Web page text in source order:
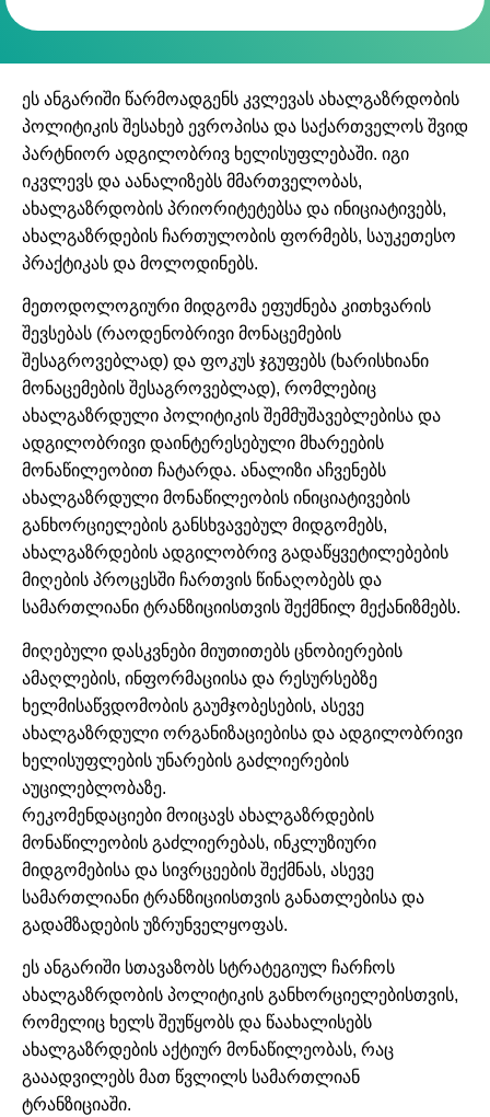
ეს ანგარიში წარმოადგენს კვლევას ახალგაზრდობის
პოლიტიკის შესახებ ევროპისა და საქართველოს შვიდ
პარტნიორ ადგილობრივ ხელისუფლებაში. იგი
იკვლევს და აანალიზებს მმართველობას,
ახალგაზრდობის პრიორიტეტებსა და ინიციატივებს,
ახალგაზრდების ჩართულობის ფორმებს, საუკეთესო
პრაქტიკას და მოლოდინებს.
მეთოდოლოგიური მიდგომა ეფუძნება კითხვარის
შევსებას (რაოდენობრივი მონაცემების
შესაგროვებლად) და ფოკუს ჯგუფებს (ხარისხიანი
მონაცემების შესაგროვებლად), რომლებიც
ახალგაზრდული პოლიტიკის შემმუშავებლებისა და
ადგილობრივი დაინტერესებული მხარეების
მონაწილეობით ჩატარდა. ანალიზი აჩვენებს
ახალგაზრდული მონაწილეობის ინიციატივების
განხორციელების განსხვავებულ მიდგომებს,
ახალგაზრდების ადგილობრივ გადაწყვეტილებების
მიღების პროცესში ჩართვის წინაღობებს და
სამართლიანი ტრანზიციისთვის შექმნილ მექანიზმებს.
მიღებული დასკვნები მიუთითებს ცნობიერების
ამაღლების, ინფორმაციისა და რესურსებზე
ხელმისაწვდომობის გაუმჯობესების, ასევე
ახალგაზრდული ორგანიზაციებისა და ადგილობრივი
ხელისუფლების უნარების გაძლიერების
აუცილებლობაზე.
რეკომენდაციები მოიცავს ახალგაზრდების
მონაწილეობის გაძლიერებას, ინკლუზიური
მიდგომებისა და სივრცეების შექმნას, ასევე
სამართლიანი ტრანზიციისთვის განათლებისა და
გადამზადების უზრუნველყოფას.
ეს ანგარიში სთავაზობს სტრატეგიულ ჩარჩოს
ახალგაზრდობის პოლიტიკის განხორციელებისთვის,
რომელიც ხელს შეუწყობს და წაახალისებს
ახალგაზრდების აქტიურ მონაწილეობას, რაც
გააადვილებს მათ წვლილს სამართლიან
ტრანზიციაში.